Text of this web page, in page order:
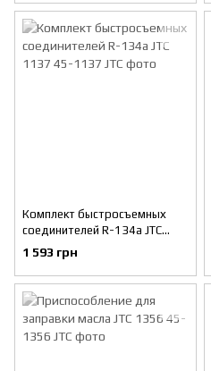
Комплект быстросъемных
соединителей R-134a JTC
1137
1 593 грн